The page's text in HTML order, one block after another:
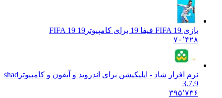
بازی FIFA 19 فیفا 19 برای کامپیوتر
FIFA 19 19
۷۰٬۴۲۸
نرم افزار شاد - اپلیکیشن برای اندروید و آیفون و کامپیوتر shad
3.7.9
۳۹۵٬۷۳۶